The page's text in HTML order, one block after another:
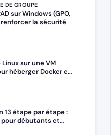
DE GROUPE
sur Windows (GPO,
la sécurité
sur une VM
héberger Docker et
13 étape par étape :
débutants et